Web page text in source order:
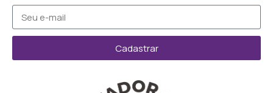
Cadastrar